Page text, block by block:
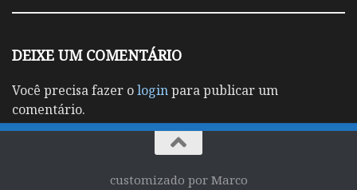
DEIXE UM COMENTÁRIO
Você precisa fazer ologinpara publicar um
comentário.
customizado por Marco